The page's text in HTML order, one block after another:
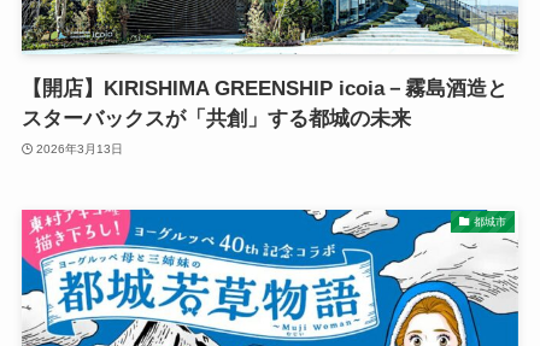
【開店】KIRISHIMA GREENSHIP icoia－霧島酒造と
スターバックスが「共創」する都城の未来
2026年3月13日
都城市